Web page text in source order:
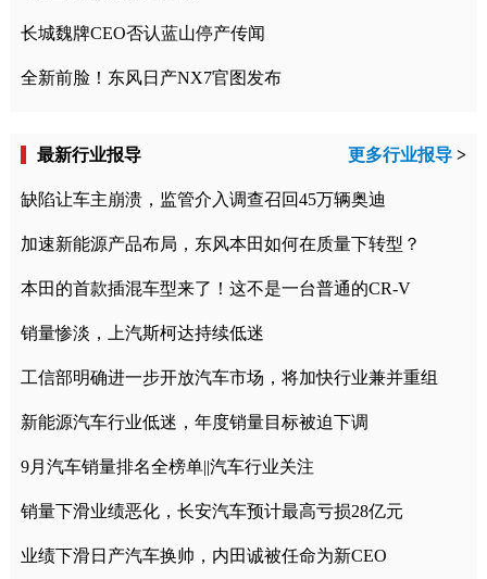
长城魏牌CEO否认蓝山停产传闻
全新前脸！东风日产NX7官图发布
最新行业报导 更多行业报导 >
缺陷让车主崩溃，监管介入调查召回45万辆奥迪
加速新能源产品布局，东风本田如何在质量下转型？
本田的首款插混车型来了！这不是一台普通的CR-V
销量惨淡，上汽斯柯达持续低迷
工信部明确进一步开放汽车市场，将加快行业兼并重组
新能源汽车行业低迷，年度销量目标被迫下调
9月汽车销量排名全榜单||汽车行业关注
销量下滑业绩恶化，长安汽车预计最高亏损28亿元
业绩下滑日产汽车换帅，内田诚被任命为新CEO